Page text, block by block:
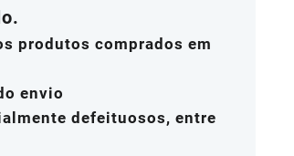
produtos comprados em
envio
defeituosos, entre